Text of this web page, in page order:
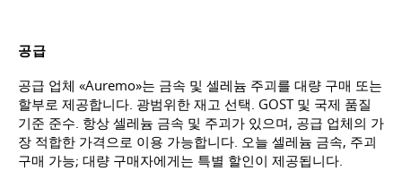
공급
공급 업체 «Auremo»는 금속 및 셀레늄 주괴를 대량 구매 또는
할부로 제공합니다. 광범위한 재고 선택. GOST 및 국제 품질
기준 준수. 항상 셀레늄 금속 및 주괴가 있으며, 공급 업체의 가
장 적합한 가격으로 이용 가능합니다. 오늘 셀레늄 금속, 주괴
구매 가능; 대량 구매자에게는 특별 할인이 제공됩니다.